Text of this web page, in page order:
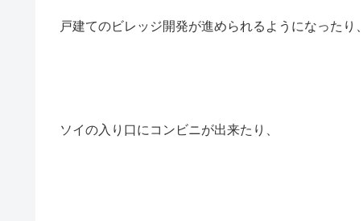
戸建てのビレッジ開発が進められるようになったり、
ソイの入り口にコンビニが出来たり、